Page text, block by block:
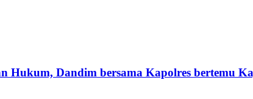
Hukum, Dandim bersama Kapolres bertemu